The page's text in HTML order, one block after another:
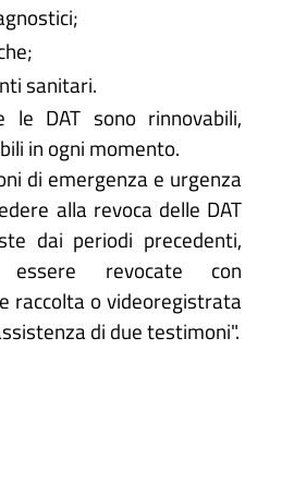
sanitari.
le DAT sono rinnovabili,
in ogni momento.
di emergenza e urgenza
alla revoca delle DAT
dai periodi precedenti,
essere revocate con
raccolta o videoregistrata
di due testimoni".